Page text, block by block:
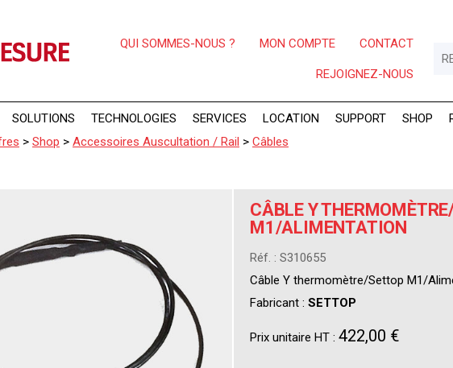
QUI SOMMES-NOUS ? MON COMPTE CONTACT
REJOIGNEZ-NOUS
SOLUTIONS TECHNOLOGIES SERVICES LOCATION SUPPORT SHOP
> Shop > Accessoires Auscultation / Rail > Câbles
CÂBLE Y
M1/ALIMENTATION
Réf. : S310655
Câble Y thermomètre/Settop M1/
Fabricant : SETTOP
Prix unitaire HT : 422,00 €